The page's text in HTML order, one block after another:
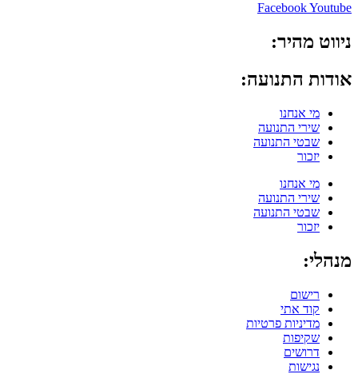
FacebookYoutube
ניווט מהיר:
אודות התנועה:
מי אנחנו
שירי התנועה
שבטי התנועה
יזכור
מי אנחנו
שירי התנועה
שבטי התנועה
יזכור
מנהלי:
רישום
קוד אתי
מדיניות פרטיות
שקיפות
דרושים
נגישות